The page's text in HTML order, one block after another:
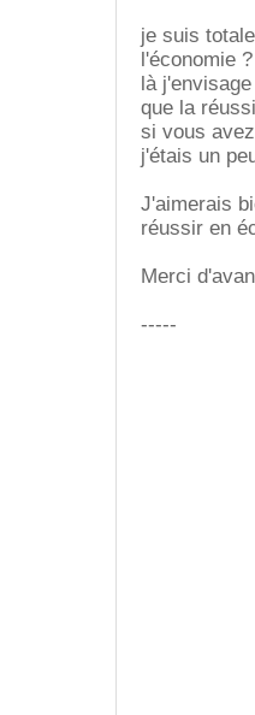
je suis
l'économie ?
là
que la
si vous
j'étais un
J'aimerais
réussir en
Merci
-----